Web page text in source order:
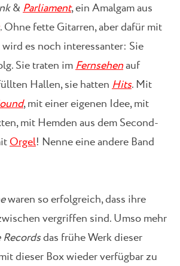
&Parliament, ein Amalgam aus
. Ohne fette Gitarren, aber dafür mit
es noch interessanter: Sie
Sie traten imFernsehenauf
Hallen, sie hattenHits. Mit
, mit einer eigenen Idee, mit
mit Hemden aus dem Second-
Orgel! Nenne eine andere Band
waren so erfolgreich, dass ihre
vergriffen sind. Umso mehr
Recordsdas frühe Werk dieser
dieser Box wieder verfügbar zu